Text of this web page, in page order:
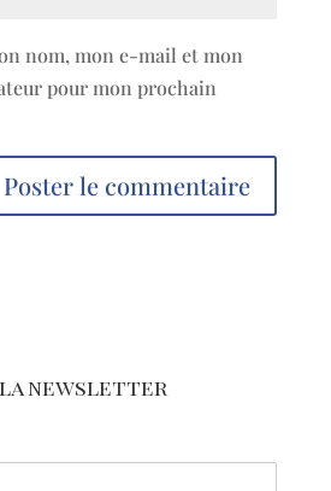
nom, mon e-mail et mon
pour mon prochain
newsletter